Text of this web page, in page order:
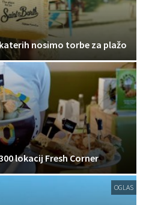
nosimo torbe za plažo
lokacij Fresh Corner
OGLAS